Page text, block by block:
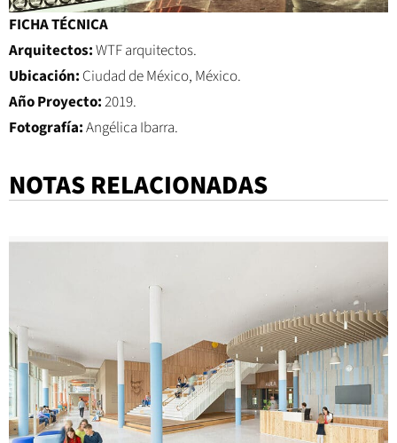
FICHA TÉCNICA
Arquitectos:WTF arquitectos.
Ubicación: Ciudad de México, México.
Año Proyecto:2019.
Fotografía:Angélica Ibarra.
NOTAS RELACIONADAS